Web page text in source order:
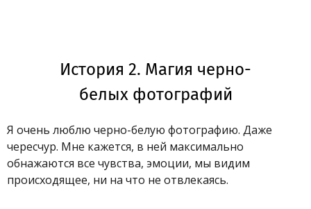
История 2. Магия черно-
белых фотографий
Я очень люблю черно-белую фотографию. Даже
чересчур. Мне кажется, в ней максимально
обнажаются все чувства, эмоции, мы видим
происходящее, ни на что не отвлекаясь.